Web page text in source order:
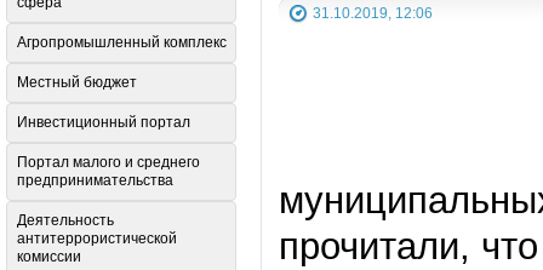
31.10.2019, 12:06
прочитали,
Агропромышленный комплекс
Местный бюджет
Инвестиционный портал
Портал малого и среднего
предпринимательства
Деятельность
антитеррористической
комиссии